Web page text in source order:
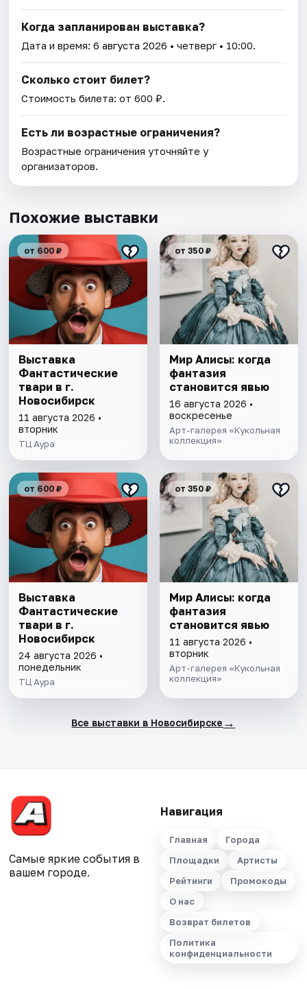
Когда запланирован выставка?
Дата и время:6 августа 2026 • четверг • 10:00.
Сколько стоит билет?
Стоимость билета: от 600 ₽.
Есть ли возрастные ограничения?
Возрастные ограничения уточняйте у
организаторов.
Похожие выставки
от 600 ₽
Выставка
Фантастические
твари в г.
Новосибирск
11 августа 2026 •
вторник
ТЦ Аура
от 350 ₽
Мир Алисы: когда
фантазия
становится явью
16 августа 2026 •
воскресенье
Арт-галерея «Кукольная
коллекция»
от 600 ₽
Выставка
Фантастические
твари в г.
Новосибирск
24 августа 2026 •
понедельник
ТЦ Аура
от 350 ₽
Мир Алисы: когда
фантазия
становится явью
11 августа 2026 •
вторник
Арт-галерея «Кукольная
коллекция»
Все выставки в Новосибирске →
Самые яркие события в
вашем городе.
Навигация
Главная
Города
Площадки
Артисты
Рейтинги
Промокоды
О нас
Возврат билетов
Политика
конфиденциальности